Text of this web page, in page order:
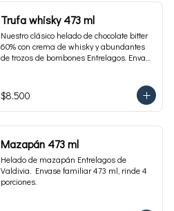
Trufa whisky 473 ml
Nuestro clásico helado de chocolate bitter
60% con crema de whisky y abundantes
de trozos de bombones Entrelagos. Envase
$8.500
Mazapán 473 ml
Helado de mazapán Entrelagos de
Valdivia.  Envase familiar 473 ml, rinde 4
porciones.